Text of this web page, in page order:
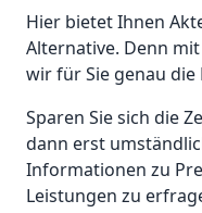
Hier bietet Ihnen
Alternative. Denn
wir für Sie genau die
Sparen Sie sich die
dann erst
Informationen zu
Leistungen zu